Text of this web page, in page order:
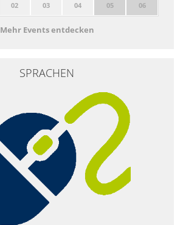
02 03 04 05 06
Mehr Events entdecken
SPRACHEN